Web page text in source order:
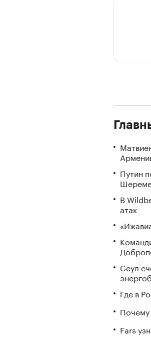
Путин
В
атак
Сеул
Где в
Fars